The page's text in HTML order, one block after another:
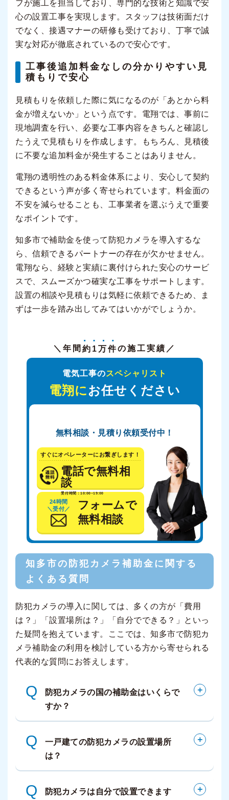
フが施工を担当しており、専門的な技術と知識で安
心の設置工事を実現します。スタッフは技術面だけ
でなく、接遇マナーの研修も受けており、丁寧で誠
実な対応が徹底されているので安心です。
工事後追加料金なしの分かりやすい見
積もりで安心
見積もりを依頼した際に気になるのが「あとから料
金が増えないか」という点です。電翔では、事前に
現地調査を行い、必要な工事内容をきちんと確認し
たうえで見積もりを作成します。もちろん、見積後
に不要な追加料金が発生することはありません。
電翔の透明性のある料金体系により、安心して契約
できるという声が多く寄せられています。料金面の
不安を減らせることも、工事業者を選ぶうえで重要
なポイントです。
知多市で補助金を使って防犯カメラを導入するな
ら、信頼できるパートナーの存在が欠かせません。
電翔なら、経験と実績に裏付けられた安心のサービ
スで、スムーズかつ確実な工事をサポートします。
設置の相談や見積もりは気軽に依頼できるため、ま
ずは一歩を踏み出してみてはいかがでしょうか。
＼年間 約1万件の施工実績／
電気工事のスペシャリスト
電翔にお任せください
無料相談・見積り依頼受付中！
すぐにオペレーターにお繋ぎします！
電話で無料相
談
受付時間：10:00~19:00
24時間
＼受付／
フォームで
無料相談
知多市の防犯カメラ補助金に関する
よくある質問
防犯カメラの導入に関しては、多くの方が「費用
は？」「設置場所は？」「自分でできる？」といっ
た疑問を抱えています。ここでは、知多市で防犯カ
メラ補助金の利用を検討している方から寄せられる
代表的な質問にお答えします。
Q
防犯カメラの国の補助金はいくらで
すか？
Q
一戸建ての防犯カメラの設置場所
は？
Q
防犯カメラは自分で設置できます